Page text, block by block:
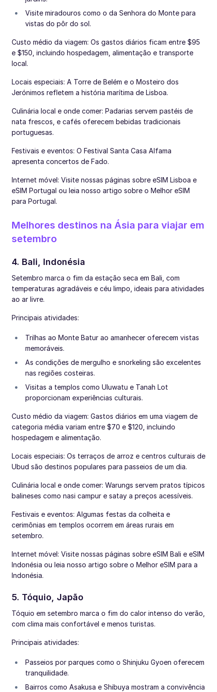
Visite miradouros como o da Senhora do Monte para
vistas do pôr do sol.
Custo médio da viagem: Os gastos diários ficam entre $95
e $150, incluindo hospedagem, alimentação e transporte
local.
Locais especiais: A Torre de Belém e o Mosteiro dos
Jerónimos refletem a história marítima de Lisboa.
Culinária local e onde comer: Padarias servem pastéis de
nata frescos, e cafés oferecem bebidas tradicionais
portuguesas.
Festivais e eventos: O Festival Santa Casa Alfama
apresenta concertos de Fado.
Internet móvel: Visite nossas páginas sobre eSIM Lisboa e
eSIM Portugal ou leia nosso artigo sobre o Melhor eSIM
para Portugal.
Melhores destinos na Ásia para viajar em
setembro
4. Bali, Indonésia
Setembro marca o fim da estação seca em Bali, com
temperaturas agradáveis e céu limpo, ideais para atividades
ao ar livre.
Principais atividades:
Trilhas ao Monte Batur ao amanhecer oferecem vistas
memoráveis.
As condições de mergulho e snorkeling são excelentes
nas regiões costeiras.
Visitas a templos como Uluwatu e Tanah Lot
proporcionam experiências culturais.
Custo médio da viagem: Gastos diários em uma viagem de
categoria média variam entre $70 e $120, incluindo
hospedagem e alimentação.
Locais especiais: Os terraços de arroz e centros culturais de
Ubud são destinos populares para passeios de um dia.
Culinária local e onde comer: Warungs servem pratos típicos
balineses como nasi campur e satay a preços acessíveis.
Festivais e eventos: Algumas festas da colheita e
cerimônias em templos ocorrem em áreas rurais em
setembro.
Internet móvel: Visite nossas páginas sobre eSIM Bali e eSIM
Indonésia ou leia nosso artigo sobre o Melhor eSIM para a
Indonésia.
5. Tóquio, Japão
Tóquio em setembro marca o fim do calor intenso do verão,
com clima mais confortável e menos turistas.
Principais atividades:
Passeios por parques como o Shinjuku Gyoen oferecem
tranquilidade.
Bairros como Asakusa e Shibuya mostram a convivência